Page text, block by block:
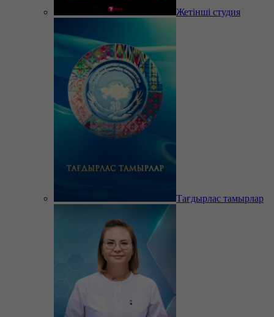
Жетінші студия
Тағдырлас тамырлар